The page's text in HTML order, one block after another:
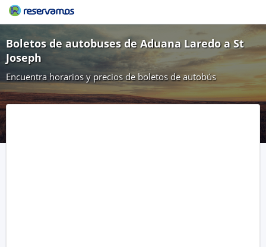
Boletos de autobuses de Aduana Laredo a St
Joseph
Encuentra horarios y precios de boletos de autobús